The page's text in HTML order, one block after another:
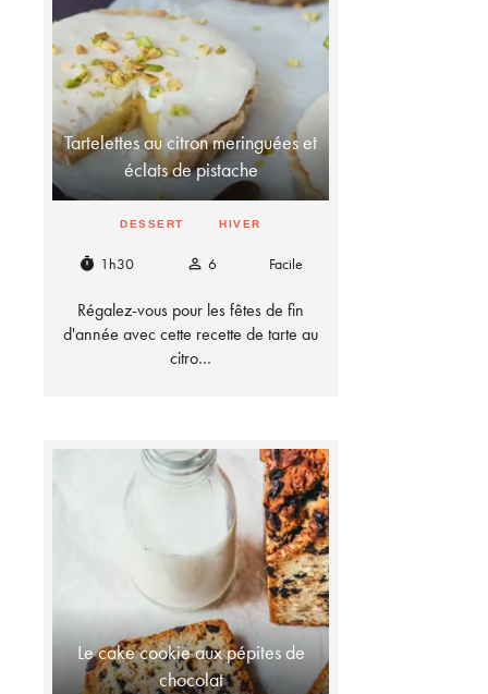
Tartelettes au citron meringuées et
éclats de pistache
DESSERT HIVER
timer 1h30 person_outline 6 Facile
Régalez-vous pour les fêtes de fin
d'année avec cette recette de tarte au
citro…
Le cake cookie aux pépites de
chocolat